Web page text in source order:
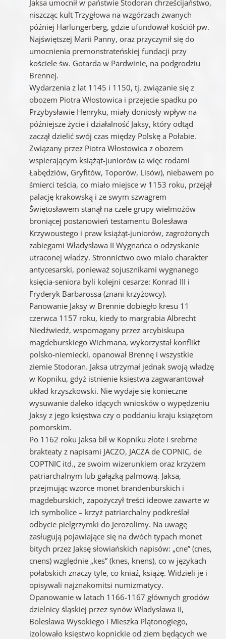
Jaksa umocnił w państwie Stodoran chrześcijaństwo,
niszcząc kult Trzygłowa na wzgórzach zwanych
później Harlungerberg, gdzie ufundował kościół pw.
Najświętszej Marii Panny, oraz przyczynił się do
umocnienia premonstrateńskiej fundacji przy
kościele św. Gotarda w Pardwinie, na podgrodziu
Brennej.
Wydarzenia z lat 1145 i 1150, tj. związanie się z
obozem Piotra Włostowica i przejęcie spadku po
Przybysławie Henryku, miały doniosły wpływ na
późniejsze życie i działalność Jaksy, który odtąd
zaczął dzielić swój czas między Polskę a Połabie.
Związany przez Piotra Włostowica z obozem
wspierającym książąt-juniorów (a więc rodami
Łabędziów, Gryfitów, Toporów, Lisów), niebawem po
śmierci teścia, co miało miejsce w 1153 roku, przejął
palację krakowską i ze swym szwagrem
Świętosławem stanął na czele grupy wielmożów
broniącej postanowień testamentu Bolesława
Krzywoustego i praw książąt-juniorów, zagrożonych
zabiegami Władysława II Wygnańca o odzyskanie
utraconej władzy. Stronnictwo owo miało charakter
antycesarski, ponieważ sojusznikami wygnanego
księcia-seniora byli kolejni cesarze: Konrad III i
Fryderyk Barbarossa (znani krzyżowcy).
Panowanie Jaksy w Brennie dobiegło kresu 11
czerwca 1157 roku, kiedy to margrabia Albrecht
Niedźwiedź, wspomagany przez arcybiskupa
magdeburskiego Wichmana, wykorzystał konflikt
polsko-niemiecki, opanował Brennę i wszystkie
ziemie Stodoran. Jaksa utrzymał jednak swoją władzę
w Kopniku, gdyż istnienie księstwa zagwarantował
układ krzyszkowski. Nie wydaje się konieczne
wysuwanie daleko idących wniosków o wypędzeniu
Jaksy z jego księstwa czy o poddaniu kraju książętom
pomorskim.
Po 1162 roku Jaksa bił w Kopniku złote i srebrne
brakteaty z napisami JACZO, JACZA de COPNIC, de
COPTNIC itd., ze swoim wizerunkiem oraz krzyżem
patriarchalnym lub gałązką palmową. Jaksa,
przejmując wzorce monet brandenburskich i
magdeburskich, zapożyczył treści ideowe zawarte w
ich symbolice – krzyż patriarchalny podkreślał
odbycie pielgrzymki do Jerozolimy. Na uwagę
zasługują pojawiające się na dwóch typach monet
bitych przez Jaksę słowiańskich napisów: „cne” (cnes,
cnens) względnie „kes” (knes, knens), co w językach
połabskich znaczy tyle, co kniaź, książę. Widzieli je i
opisywali najznakomitsi numizmatycy.
Opanowanie w latach 1166-1167 głównych grodów
dzielnicy śląskiej przez synów Władysława II,
Bolesława Wysokiego i Mieszka Plątonogiego,
izolowało księstwo kopnickie od ziem będących we